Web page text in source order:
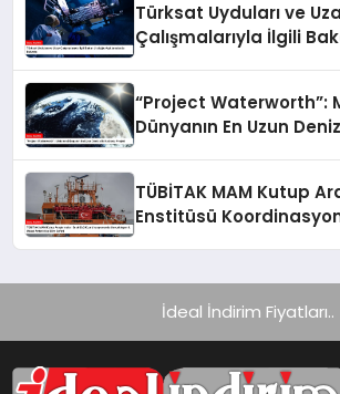
Türksat Uyduları ve
Çalışmalarıyla İlgili
“Project Waterworth”:
Dünyanın En Uzun
TÜBİTAK MAM Kutup
Enstitüsü
İdeal İndirim Fiyatları..